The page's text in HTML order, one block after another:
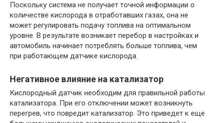
Поскольку система не получает точной информации о
количестве кислорода в отработавших газах, она не
может регулировать подачу топлива на оптимальном
уровне. В результате возникает перебор в настройках и
автомобиль начинает потреблять больше топлива, чем
при работающем датчике кислорода.
Негативное влияние на катализатор
Кислородный датчик необходим для правильной работы
катализатора. При его отключении может возникнуть
перегрев, что повредит катализатор. Это приведет к еще